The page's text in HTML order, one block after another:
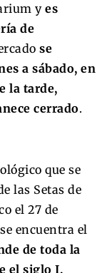
y es
de
se
a sábado, en
la tarde,
cerrado.
que se
las Setas de
el 27 de
encuentra el
de toda la
el siglo I.